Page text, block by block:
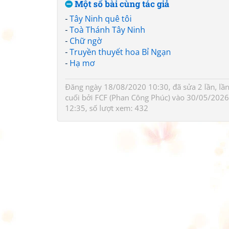
Một số bài cùng tác giả
-Tây Ninh quê tôi
-Toà Thánh Tây Ninh
- Chữ ngờ
-Truyền thuyết hoa Bỉ Ngạn
- Hạ mơ
Đăng ngày 18/08/2020 10:30, đã sửa 2 lần, lần
cuối bởi FCF (Phan Công Phúc) vào 30/05/2026
12:35, số lượt xem: 432